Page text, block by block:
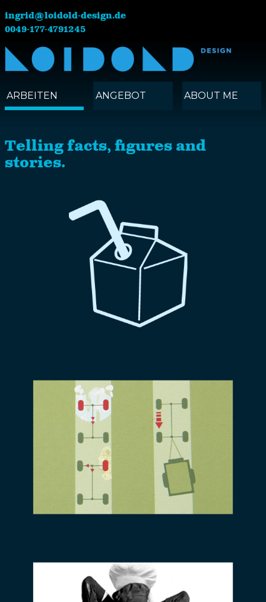
ingrid@loidold-design.de
0049-177-4791245
ARBEITEN ANGEBOT ABOUT ME
Telling facts, figures and
stories.